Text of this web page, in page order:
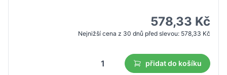
578,33 Kč
Nejnižší cena z 30 dnů před slevou: 578,33 Kč
přidat do košíku